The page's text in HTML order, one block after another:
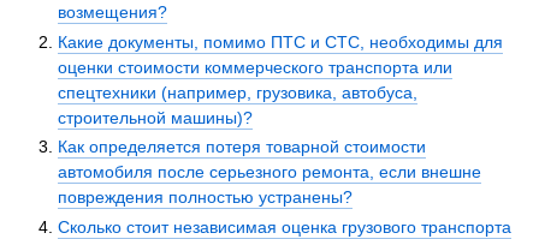
возмещения?
Какие документы, помимо ПТС и СТС, необходимы для
оценки стоимости коммерческого транспорта или
спецтехники (например, грузовика, автобуса,
строительной машины)?
Как определяется потеря товарной стоимости
автомобиля после серьезного ремонта, если внешне
повреждения полностью устранены?
Сколько стоит независимая оценка грузового транспорта